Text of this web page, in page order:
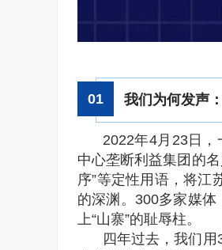
01 我们为何发声
2022年4月23日
中心垄断利益集团的
序”等定性用语，将江
的深渊。300多家媒
上“山寨”的耻辱柱。
四年过去，我们